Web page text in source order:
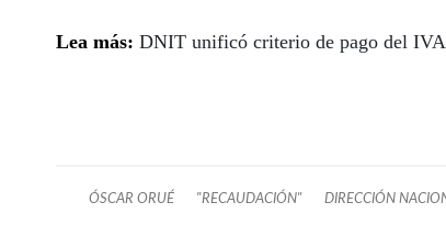
Lea más: DNIT unificó criterio de pago del
ÓSCAR ORUÉ "RECAUDACIÓN" DIRECCIÓN